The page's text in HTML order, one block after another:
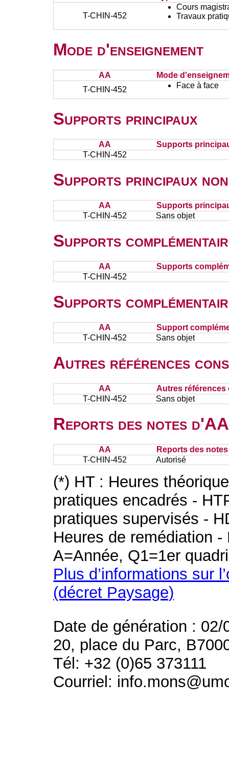
T-CHIN-452
Cours
Travaux
Mode d'enseignement
AA
Mode
T-CHIN-452
Face à face
Supports principaux
AA
Supports
T-CHIN-452
Supports principaux
AA
Supports
T-CHIN-452
Sans objet
Supports
AA
Supports
T-CHIN-452
Supports
AA
Support
T-CHIN-452
Sans objet
Autres références
AA
Autres références
T-CHIN-452
Sans objet
Reports des notes
AA
Reports des
T-CHIN-452
Autorisé
(*) HT : Heures
pratiques encadrés -
pratiques supervisés -
Heures de remédiation
A=Année, Q1=1er
Plus d’informations sur
(décret Paysage)
Date de génération : 02/
20, place du Parc,
Tél: +32 (0)65 373111
Courriel: